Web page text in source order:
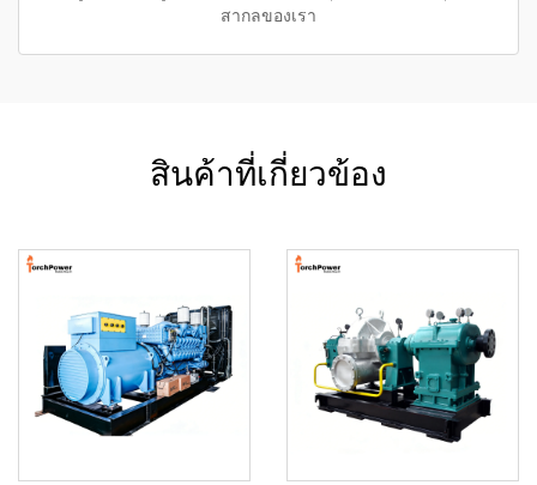
สากลของเรา
สินค้าที่เกี่ยวข้อง